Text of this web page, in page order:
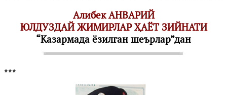
Алибек АНВАРИЙ
ЮЛДУЗДАЙ ЖИМИРЛАР ҲАЁТ ЗИЙНАТИ
“Казармада ёзилган шеърлар”дан
***